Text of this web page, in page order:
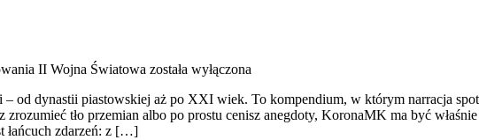
II Wojna Światowa została wyłączona
od dynastii piastowskiej aż po XXI wiek. To kompendium, w którym narracja
zrozumieć tło przemian albo po prostu cenisz anegdoty, KoronaMK ma być
łańcuch zdarzeń: z […]